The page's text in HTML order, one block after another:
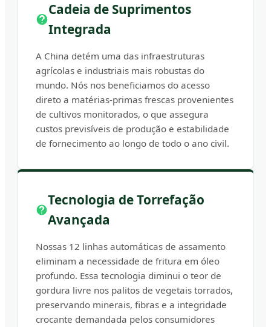
Cadeia de Suprimentos
Integrada
A China detém uma das infraestruturas
agrícolas e industriais mais robustas do
mundo. Nós nos beneficiamos do acesso
direto a matérias-primas frescas provenientes
de cultivos monitorados, o que assegura
custos previsíveis de produção e estabilidade
de fornecimento ao longo de todo o ano civil.
Tecnologia de Torrefação
Avançada
Nossas 12 linhas automáticas de assamento
eliminam a necessidade de fritura em óleo
profundo. Essa tecnologia diminui o teor de
gordura livre nos palitos de vegetais torrados,
preservando minerais, fibras e a integridade
crocante demandada pelos consumidores